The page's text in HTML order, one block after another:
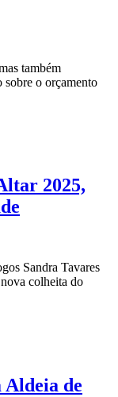
também
sobre o orçamento
2025,
Sandra Tavares
colheita do
Aldeia de